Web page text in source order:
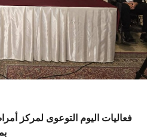
فعاليات اليوم التوعوى لمركز